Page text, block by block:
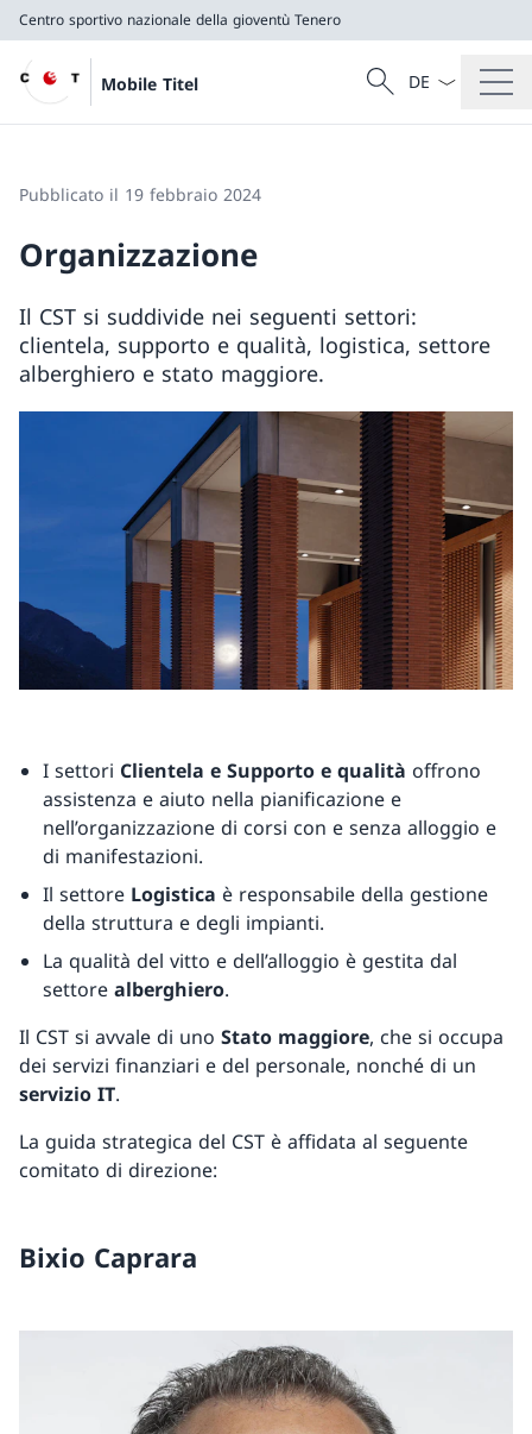
Centro sportivo nazionale della gioventù Tenero
Mobile Titel
Cercare
Ricerca
Dal menu a
Pubblicato il 19 febbraio 2024
Organizzazione
Il CST si suddivide nei seguenti settori:
clientela, supporto e qualità, logistica, settore
alberghiero e stato maggiore.
I settori Clientela e Supporto e qualità offrono
assistenza e aiuto nella pianificazione e
nell’organizzazione di corsi con e senza alloggio e
di manifestazioni.
Il settore Logistica è responsabile della gestione
della struttura e degli impianti.
La qualità del vitto e dell’alloggio è gestita dal
settore alberghiero.
Il CST si avvale di uno Stato maggiore, che si occupa
dei servizi finanziari e del personale, nonché di un
servizio IT.
La guida strategica del CST è affidata al seguente
comitato di direzione:
Bixio Caprara